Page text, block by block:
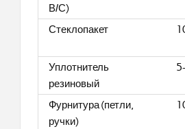
В/С)
Стеклопакет
Уплотнитель
резиновый
Фурнитура (петли,
ручки)